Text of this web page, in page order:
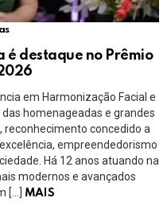
é destaque no Prêmio
em Harmonização Facial e
homenageadas e grandes
reconhecimento concedido a
empreendedorismo
Há 12 anos atuando na
modernos e avançados
[…]
MAIS